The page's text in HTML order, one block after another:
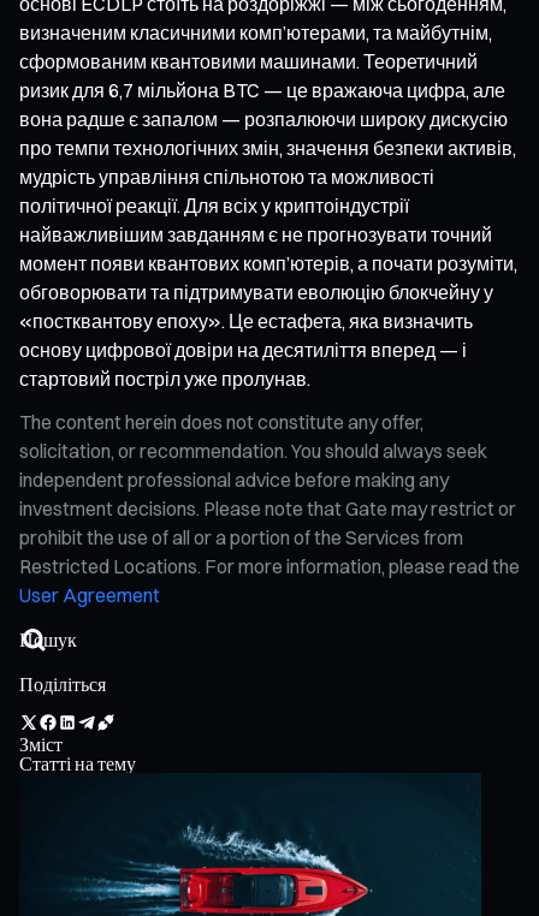
визначеним класичними комп’ютерами, та майбутнім,
сформованим квантовими машинами. Теоретичний
ризик для 6,7 мільйона BTC — це вражаюча цифра, але
вона радше є запалом — розпалюючи широку дискусію
про темпи технологічних змін, значення безпеки активів,
мудрість управління спільнотою та можливості
політичної реакції. Для всіх у криптоіндустрії
найважливішим завданням є не прогнозувати точний
момент появи квантових комп’ютерів, а почати розуміти,
обговорювати та підтримувати еволюцію блокчейну у
«постквантову епоху». Це естафета, яка визначить
основу цифрової довіри на десятиліття вперед — і
стартовий постріл уже пролунав.
The content herein does not constitute any offer,
solicitation, or recommendation. You should always seek
independent professional advice before making any
investment decisions. Please note that Gate may restrict or
prohibit the use of all or a portion of the Services from
Restricted Locations. For more information, please read the
User Agreement
Поділіться
Зміст
Статті на тему